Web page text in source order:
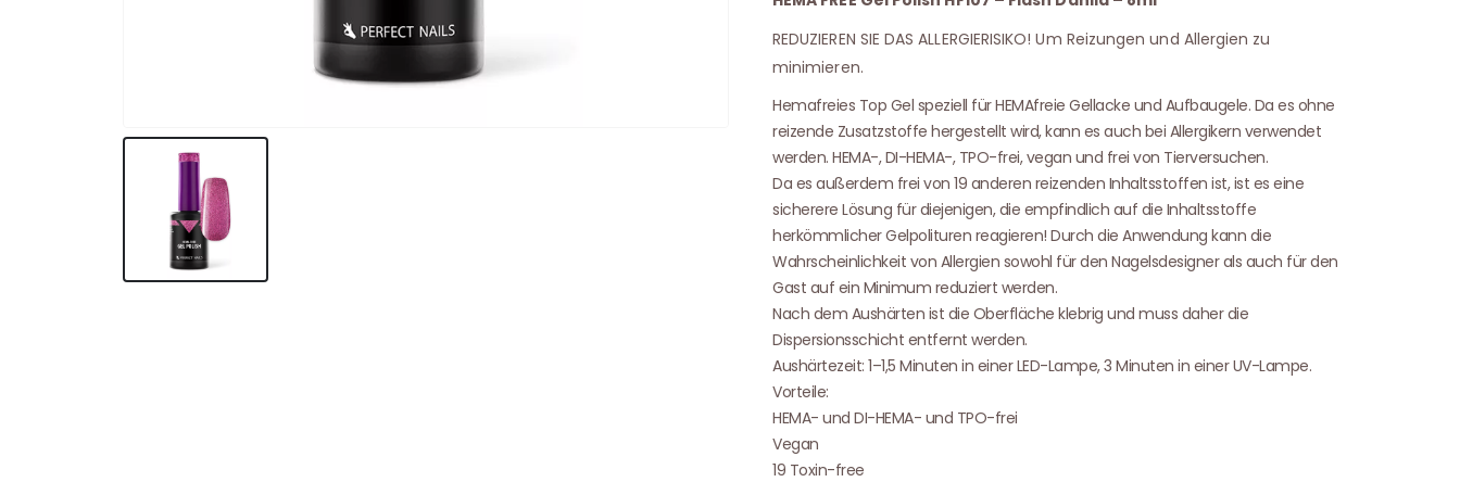
REDUZIEREN SIE DAS ALLERGIERISIKO! Um Reizungen und Allergien zu
minimieren.
Hemafreies Top Gel speziell für HEMAfreie Gellacke und Aufbaugele. Da es ohne
reizende Zusatzstoffe hergestellt wird, kann es auch bei Allergikern verwendet
werden. HEMA-, DI-HEMA-, TPO-frei, vegan und frei von Tierversuchen.
Da es außerdem frei von 19 anderen reizenden Inhaltsstoffen ist, ist es eine
sicherere Lösung für diejenigen, die empfindlich auf die Inhaltsstoffe
herkömmlicher Gelpolituren reagieren! Durch die Anwendung kann die
Wahrscheinlichkeit von Allergien sowohl für den Nagelsdesigner als auch für den
Gast auf ein Minimum reduziert werden.
Nach dem Aushärten ist die Oberfläche klebrig und muss daher die
Dispersionsschicht entfernt werden.
Aushärtezeit: 1–1,5 Minuten in einer LED-Lampe, 3 Minuten in einer UV-Lampe.
Vorteile:
HEMA- und DI-HEMA- und TPO-frei
Vegan
19 Toxin-free